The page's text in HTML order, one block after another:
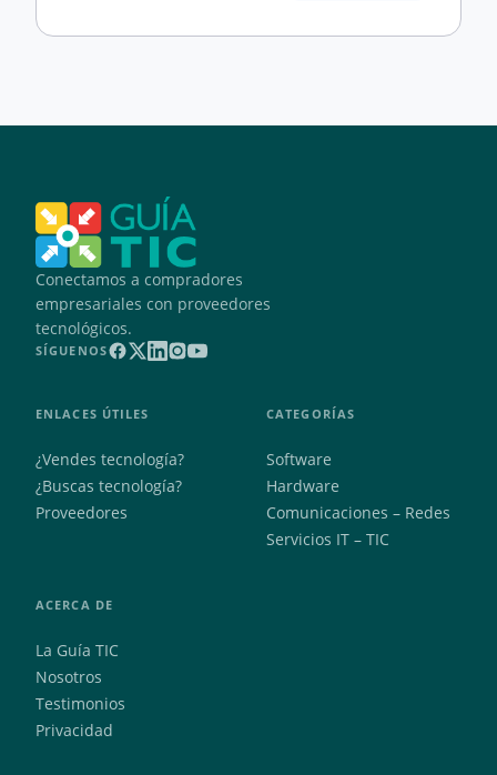
Conectamos a compradores
empresariales con proveedores
tecnológicos.
SÍGUENOS
ENLACES ÚTILES
¿Vendes tecnología?
¿Buscas tecnología?
Proveedores
CATEGORÍAS
Software
Hardware
Comunicaciones – Redes
Servicios IT – TIC
ACERCA DE
La Guía TIC
Nosotros
Testimonios
Privacidad